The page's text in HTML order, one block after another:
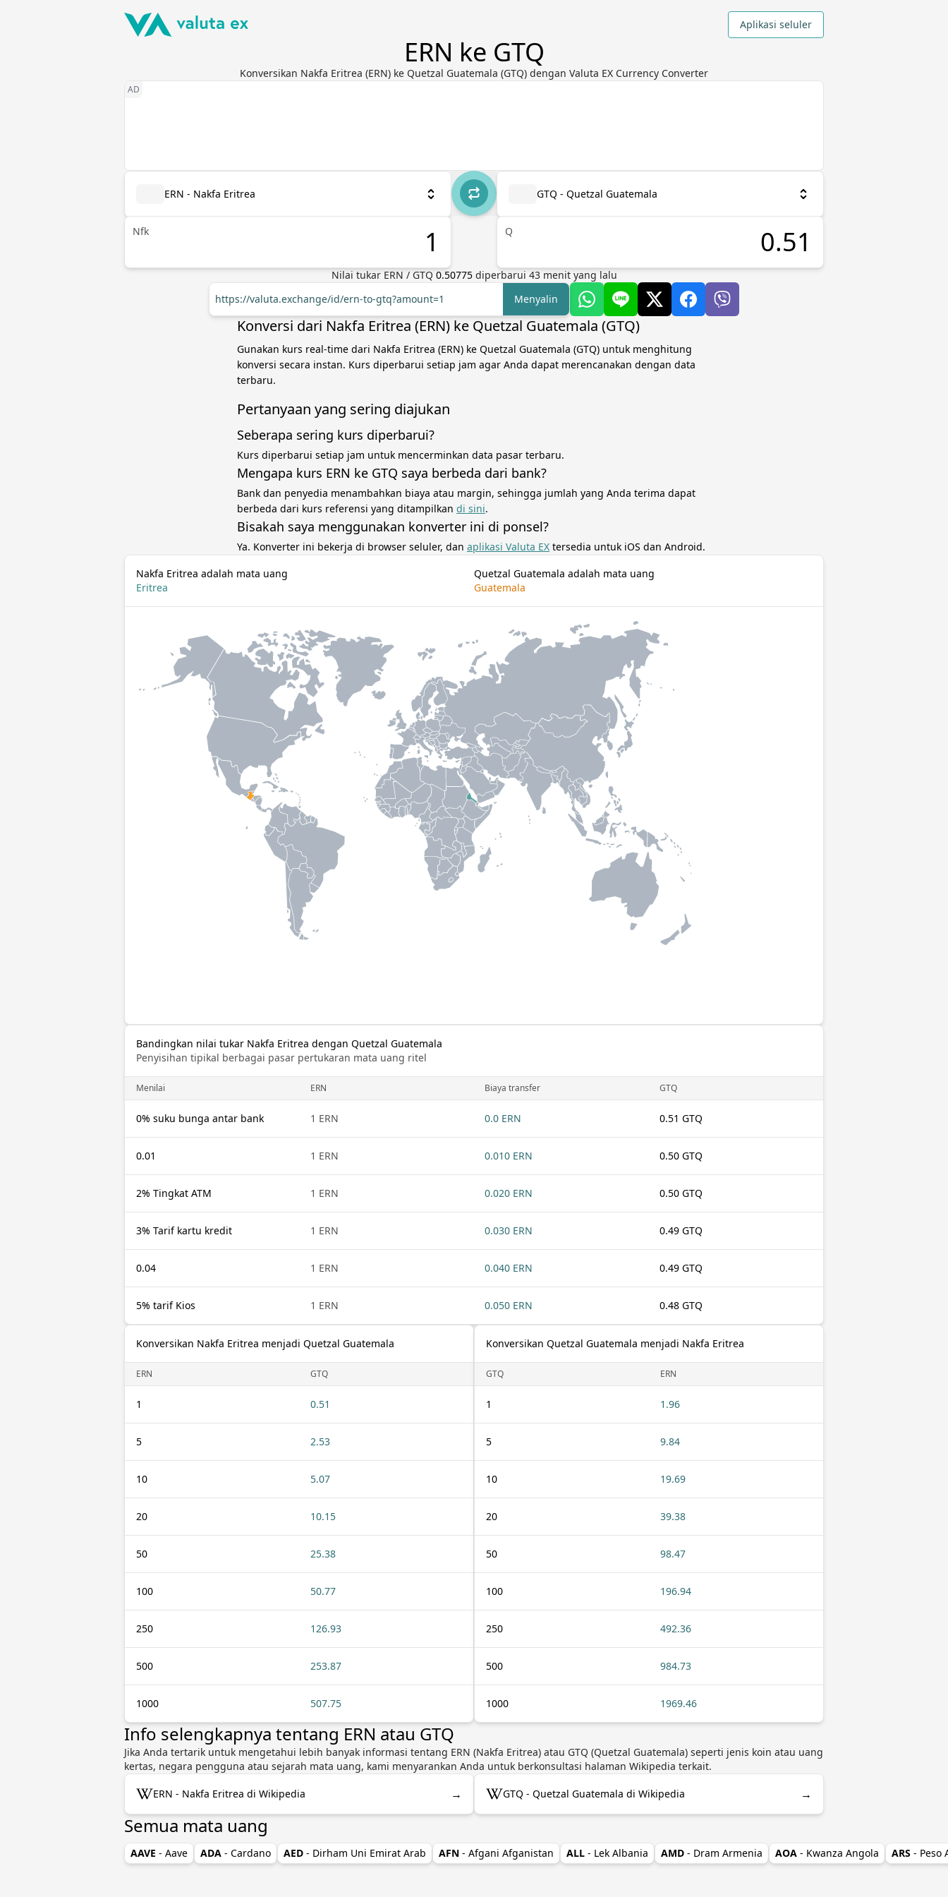
Aplikasi seluler
ERN ke GTQ
Konversikan Nakfa Eritrea (ERN) ke Quetzal Guatemala (GTQ) dengan Valuta EX Currency Converter
ERN - Nakfa Eritrea
Nfk
GTQ - Quetzal Guatemala
Q
Nilai tukar ERN / GTQ 0.50775 diperbarui 43menit yang lalu
https://valuta.exchange/id/ern-to-gtq?amount=1
Menyalin
Konversi dari Nakfa Eritrea (ERN) ke Quetzal Guatemala (GTQ)
Gunakan kurs real-time dari Nakfa Eritrea (ERN) ke Quetzal Guatemala (GTQ) untuk menghitung
konversi secara instan. Kurs diperbarui setiap jam agar Anda dapat merencanakan dengan data
terbaru.
Pertanyaan yang sering diajukan
Seberapa sering kurs diperbarui?
Kurs diperbarui setiap jam untuk mencerminkan data pasar terbaru.
Mengapa kurs ERN ke GTQ saya berbeda dari bank?
Bank dan penyedia menambahkan biaya atau margin, sehingga jumlah yang Anda terima dapat
berbeda dari kurs referensi yang ditampilkan di sini.
Bisakah saya menggunakan konverter ini di ponsel?
Ya. Konverter ini bekerja di browser seluler, dan aplikasi Valuta EX tersedia untuk iOS dan Android.
Nakfa Eritrea adalah mata uang
Eritrea
Quetzal Guatemala adalah mata uang
Guatemala
Bandingkan nilai tukar Nakfa Eritrea dengan Quetzal Guatemala
Penyisihan tipikal berbagai pasar pertukaran mata uang ritel
Menilai ERN Biaya transfer GTQ
0% suku bunga antar bank 1 ERN 0.0 ERN 0.51 GTQ
0.01 1 ERN 0.010 ERN 0.50 GTQ
2% Tingkat ATM 1 ERN 0.020 ERN 0.50 GTQ
3% Tarif kartu kredit 1 ERN 0.030 ERN 0.49 GTQ
0.04 1 ERN 0.040 ERN 0.49 GTQ
5% tarif Kios 1 ERN 0.050 ERN 0.48 GTQ
Konversikan Nakfa Eritrea menjadi Quetzal Guatemala
ERN GTQ
1 0.51
5 2.53
10 5.07
20 10.15
50 25.38
100 50.77
250 126.93
500 253.87
1000 507.75
Konversikan Quetzal Guatemala menjadi Nakfa Eritrea
GTQ ERN
1 1.96
5 9.84
10 19.69
20 39.38
50 98.47
100 196.94
250 492.36
500 984.73
1000 1969.46
Info selengkapnya tentang ERN atau GTQ
Jika Anda tertarik untuk mengetahui lebih banyak informasi tentang ERN (Nakfa Eritrea) atau GTQ (Quetzal Guatemala) seperti jenis koin atau uang
kertas, negara pengguna atau sejarah mata uang, kami menyarankan Anda untuk berkonsultasi halaman Wikipedia terkait.
ERN - Nakfa Eritrea di Wikipedia → GTQ - Quetzal Guatemala di Wikipedia →
Semua mata uang
AAVE - Aave ADA - Cardano AED - Dirham Uni Emirat Arab AFN - Afgani Afganistan ALL - Lek Albania AMD - Dram Armenia AOA - Kwanza Angola ARS - Peso